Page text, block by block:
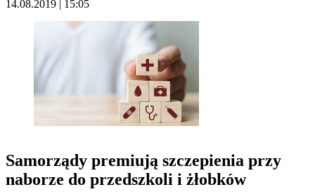
14.08.2019 | 15:05
Samorządy premiują szczepienia przy
naborze do przedszkoli i żłobków